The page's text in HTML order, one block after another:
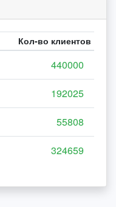
Кол-во клиентов